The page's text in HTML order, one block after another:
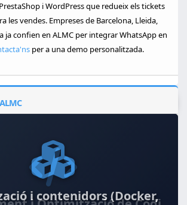
i WordPress que redueix els tickets
les vendes. Empreses de Barcelona, Lleida,
ja confien en ALMC per integrar WhatsApp en
per a una demo personalitzada.
i contenidors (Docker,